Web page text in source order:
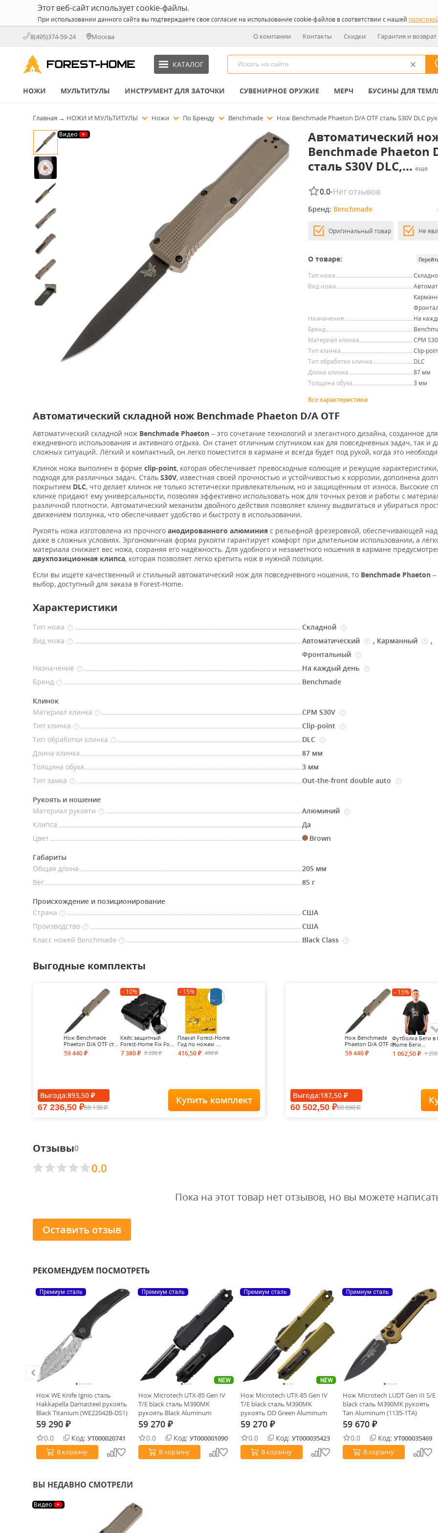
Этот веб-сайт использует cookie-файлы.
При использовании данного сайта вы подтверждаете свое согласие на использование cookie-файлов в соответствии с нашей
8(495)374-59-24 Москва О компании Контакты Скидки Гарантия и возврат
КАТАЛОГ
НОЖИ МУЛЬТИТУЛЫ ИНСТРУМЕНТ ДЛЯ ЗАТОЧКИ СУВЕНИРНОЕ ОРУЖИЕ МЕРЧ БУСИНЫ ДЛЯ
Главная → НОЖИ И МУЛЬТИТУЛЫ Ножи По Бренду Benchmade Нож Benchmade Phaeton D/A OTF сталь S30V DLC
Видео
Автоматический
Benchmade Phaeton
сталь S30V DLC,... еще
0.0•Нет отзывов
Бренд: Benchmade
Оригинальный товар Не
О товаре:
Тип ножа
Вид ножа
Назначение
На
Бренд
Материал клинка
CPM
Тип клинка
Clip-
Тип обработки клинка
DLC
Длина клинка
87 мм
Толщина обуха
3 мм
Все характеристики
Автоматический складной нож Benchmade Phaeton D/A OTF
Автоматический складной нож Benchmade Phaeton – это сочетание технологий и элегантного дизайна, созданное для
ежедневного использования и активного отдыха. Он станет отличным спутником как для повседневных задач, так и
сложных ситуаций. Лёгкий и компактный, он легко поместится в кармане и всегда будет под рукой, когда это
Клинок ножа выполнен в форме clip-point, которая обеспечивает превосходные колющие и режущие
подходя для различных задач. Сталь S30V, известная своей прочностью и устойчивостью к коррозии, дополнена
покрытием DLC, что делает клинок не только эстетически привлекательным, но и защищённым от износа. Высокие
клинке придают ему универсальности, позволяя эффективно использовать нож для точных резов и работы с
различной плотности. Автоматический механизм двойного действия позволяет клинку выдвигаться и убираться
движением ползунка, что обеспечивает удобство и быстроту в использовании.
Рукоять ножа изготовлена из прочного анодированного алюминия с рельефной фрезеровкой, обеспечивающей
даже в сложных условиях. Эргономичная форма рукояти гарантирует комфорт при длительном использовании, а
материала снижает вес ножа, сохраняя его надёжность. Для удобного и незаметного ношения в кармане
двухпозиционная клипса, которая позволяет легко крепить нож в нужной позиции.
Если вы ищете качественный и стильный автоматический нож для повседневного ношения, то Benchmade Phaeton
выбор, доступный для заказа в Forest-Home.
Характеристики
Тип ножа ? Складной ?
Вид ножа ? Автоматический ? , Карманный ?
,
Фронтальный
?
Назначение ? На каждый день ?
Бренд ? Benchmade
Клинок
Материал клинка
? CPM S30V ?
Тип клинка ? Clip-point ?
Тип обработки клинка ? DLC ?
Длина клинка
87 мм
Толщина обуха
3 мм
Тип замка
? Out-the-front double auto ?
Рукоять и ношение
Материал рукояти
? Алюминий ?
Клипса
Да
Цвет
Brown
Габариты
Общая длина
205 мм
Вес
85 г
Происхождение и позиционирование
Страна
?
США
Производство
?
США
Класс ножей Benchmade
? Black Class ?
Выгодные комплекты
Нож Benchmade
Phaeton D/A OTF ст...
59 440 ₽
- 10%
Кейс защитный
Forest-Home Fix Fo...
7 380₽ 8 200₽
- 15%
Плакат Forest-Home
Гид по ножам ...
416,50 ₽ 490₽
Выгода:893,50 ₽
67 236,50 ₽68 130₽
Купить комплект
Нож Benchmade
Phaeton D/A OTF ст...
59 440 ₽
- 15%
Футболка Беги в
Home Беги...
1 062,50 ₽ 1
Футболка Forest-
Выгода:187,50 ₽
60 502,50 ₽60 690₽
Отзывы0
0.0
Пока на этот товар нет отзывов, но вы можете
Оставить отзыв
РЕКОМЕНДУЕМ ПОСМОТРЕТЬ
Премиум сталь
Нож WE Knife Ignio сталь
Hakkapella Damasteel рукоять
Black Titanium (WE22042B-DS1)
59 290 ₽
0.0 Код: УТ000020741
В корзину
Премиум сталь
NEW
Нож Microtech UTX-85 Gen IV
T/E black сталь M390MK
рукоять Black Aluminum
(12334-1T)
59 270 ₽
0.0 Код: УТ000001090
В корзину
Премиум сталь
NEW
Нож Microtech UTX-85 Gen IV
T/E black сталь M390MK
рукоять OD Green Aluminum
(12334-1OD)
59 270 ₽
0.0 Код: УТ000035423
В корзину
Премиум сталь
Нож Microtech LUDT Gen III S/E
black сталь M390MK рукоять
Tan Aluminum (1135-1TA)
59 670 ₽
0.0 Код: УТ000035469
В корзину
ВЫ НЕДАВНО СМОТРЕЛИ
Видео